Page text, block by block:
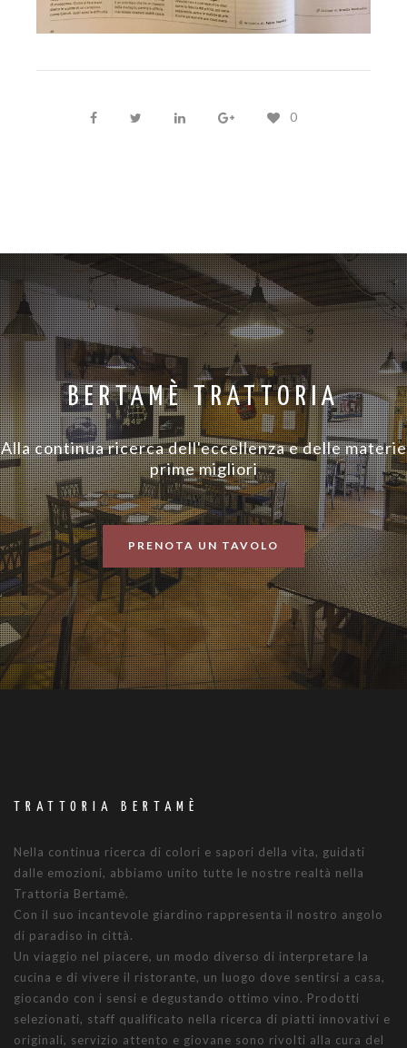
0
BERTAMÈ TRATTORIA
Alla continua ricerca dell'eccellenza e delle materie
prime migliori
PRENOTA UN TAVOLO
TRATTORIA BERTAMÈ
Nella continua ricerca di colori e sapori della vita, guidati
dalle emozioni, abbiamo unito tutte le nostre realtà nella
Trattoria Bertamè.
Con il suo incantevole giardino rappresenta il nostro angolo
di paradiso in città.
Un viaggio nel piacere, un modo diverso di interpretare la
cucina e di vivere il ristorante, un luogo dove sentirsi a casa,
giocando con i sensi e degustando ottimo vino. Prodotti
selezionati, staff qualificato nella ricerca di piatti innovativi e
originali, servizio attento e giovane sono rivolti alla cura del